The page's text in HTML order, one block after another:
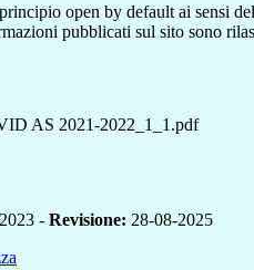
open by default ai sensi
pubblicati sul sito sono
AS 2021-2022_1_1.pdf
- Revisione: 28-08-2025